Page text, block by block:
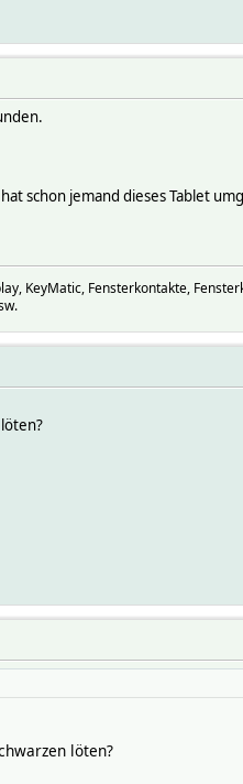
schon jemand dieses Tablet
KeyMatic, Fensterkontakte,
löten?